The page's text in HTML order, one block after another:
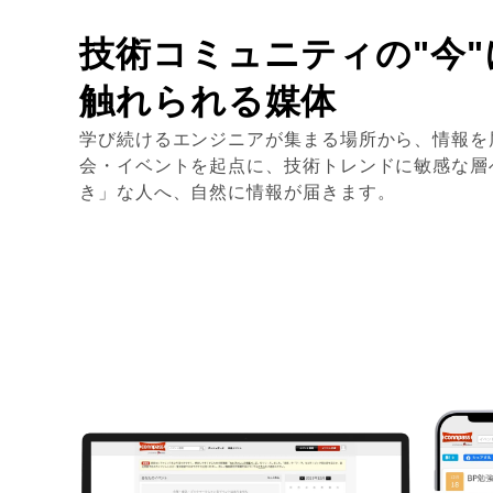
技術コミュニティの"今"
触れられる媒体
学び続けるエンジニアが集まる場所から、情報
会・イベントを起点に、技術トレンドに敏感な
き」な人へ、自然に情報が届きます。